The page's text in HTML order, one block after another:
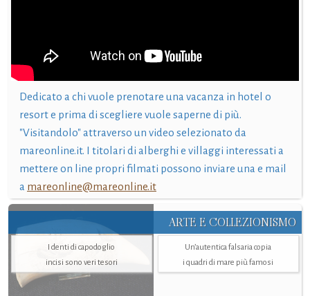
Dedicato a chi vuole prenotare una vacanza in hotel o
resort e prima di scegliere vuole saperne di più.
"Visitandolo" attraverso un video selezionato da
mareonline.it. I titolari di alberghi e villaggi interessati a
mettere on line propri filmati possono inviare una e mail
a mareonline@mareonline.it
ARTE E COLLEZIONISMO
I denti di capodoglio
incisi sono veri tesori
Un’autentica falsaria copia
i quadri di mare più famosi